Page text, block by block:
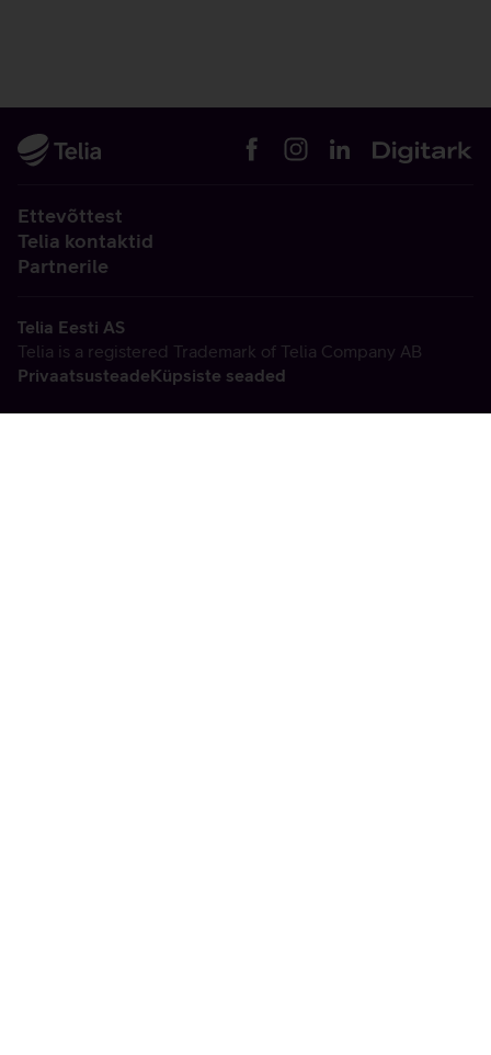
Ettevõttest
Telia kontaktid
Partnerile
Telia Eesti AS
Telia is a registered Trademark of Telia Company AB
PrivaatsusteadeKüpsiste seaded